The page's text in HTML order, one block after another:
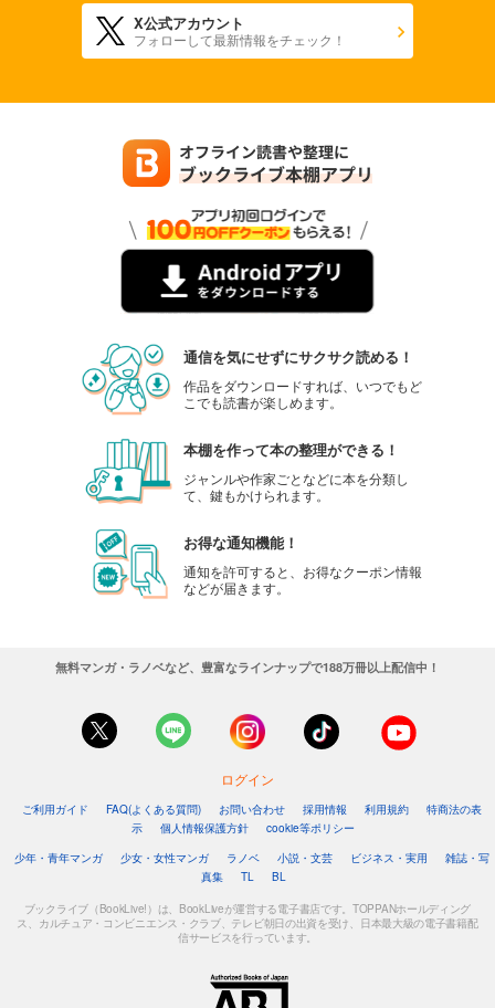
X公式アカウント
フォローして最新情報をチェック！
通信を気にせずにサクサク読める！
作品をダウンロードすれば、いつでもど
こでも読書が楽しめます。
本棚を作って本の整理ができる！
ジャンルや作家ごとなどに本を分類し
て、鍵もかけられます。
お得な通知機能！
通知を許可すると、お得なクーポン情報
などが届きます。
無料マンガ・ラノベなど、豊富なラインナップで188万冊以上配信中！
ログイン
ご利用ガイド FAQ(よくある質問) お問い合わせ 採用情報 利用規約
特商法の表
示
個人情報保護方針
cookie等ポリシー
少年・青年マンガ
少女・女性マンガ ラノベ 小説・文芸 ビジネス・実用
雑誌・写
真集
TL BL
ブックライブ（BookLive!）は、BookLiveが運営する電子書店です。TOPPANホールディング
ス、カルチュア・コンビニエンス・クラブ、テレビ朝日の出資を受け、日本最大級の電子書籍配
信サービスを行っています。